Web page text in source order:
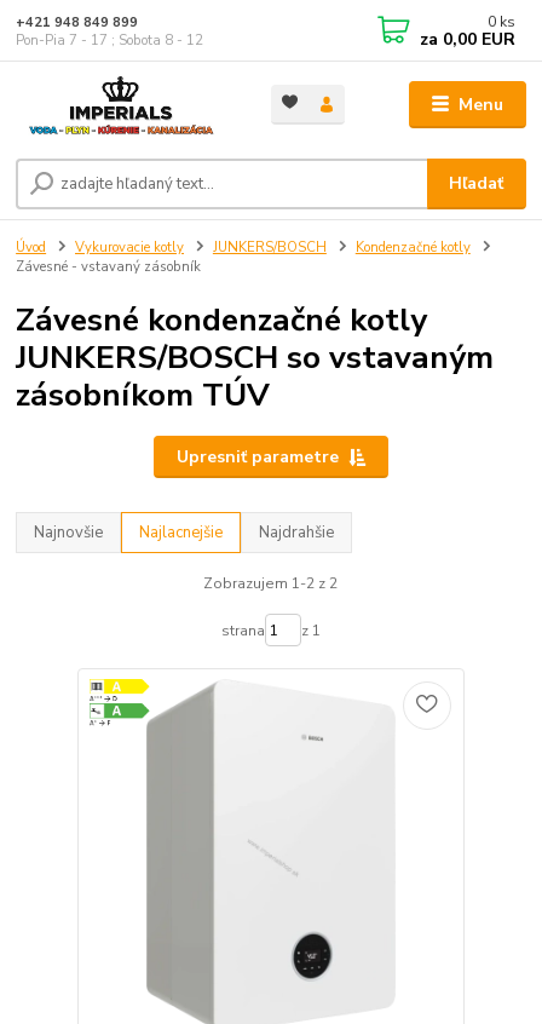
Menu
Hľadať
+421 948 849 899
Pon-Pia 7 - 17 ; Sobota 8 - 12
0 ks
za 0,00 EUR
Úvod Vykurovacie kotly JUNKERS/BOSCH
Kondenzačné kotly
Závesné - vstavaný zásobník
Závesné kondenzačné kotly
JUNKERS/BOSCH so vstavaným
zásobníkom TÚV
Upresniť parametre
Najnovšie Najlacnejšie Najdrahšie
Zobrazujem 1-2 z 2
strana z 1